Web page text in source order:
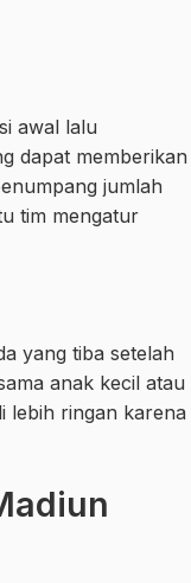
awal lalu
dapat memberikan
jumlah
tim mengatur
yang tiba setelah
anak kecil atau
lebih ringan karena